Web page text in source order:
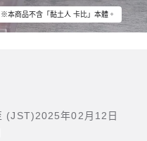
本商品不含「黏土人 卡比」本體。
(JST)2025年02月12日